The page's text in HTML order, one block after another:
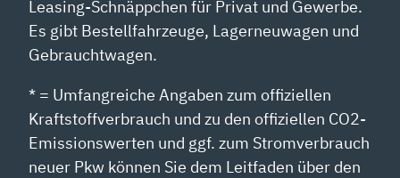
Leasing-Schnäppchen für Privat und Gewerbe.
Es gibt Bestellfahrzeuge, Lagerneuwagen und
Gebrauchtwagen.
* = Umfangreiche Angaben zum offiziellen
Kraftstoffverbrauch und zu den offiziellen CO2-
Emissionswerten und ggf. zum Stromverbrauch
neuer Pkw können Sie dem Leitfaden über den